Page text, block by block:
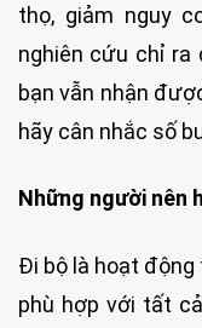
thọ, giảm nguy
nghiên cứu chỉ ra
bạn vẫn nhận
hãy cân nhắc số
Những người nên
Đi bộ là hoạt
phù hợp với tất